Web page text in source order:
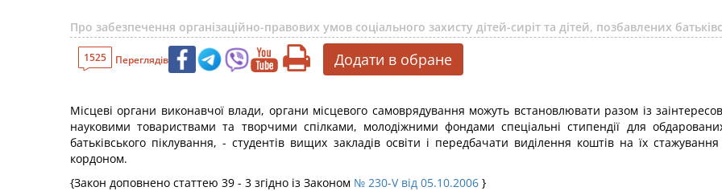
Про забезпечення організаційно-правових умов соціального захисту дітей-сиріт та дітей, позбавлених
1525 Переглядів Додати в обране
Місцеві органи виконавчої влади, органи місцевого самоврядування можуть встановлювати разом із
науковими товариствами та творчими спілками, молодіжними фондами спеціальні стипендії для
батьківського піклування, - студентів вищих закладів освіти і передбачати виділення коштів на їх
кордоном.
{Закон доповнено статтею 39 - 3 згідно із Законом № 230-V від 05.10.2006 }